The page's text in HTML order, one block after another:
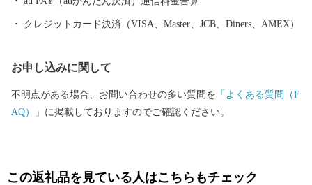
クレジットカード決済（VISA、Master、JCB、Diners、AMEX）
お申し込みに関して
不明点がある場合、お問い合わせの多い質問を 「よくある質問（F
AQ）」 に掲載しておりますのでご確認ください。
この返礼品を見ている人はこちらもチェック